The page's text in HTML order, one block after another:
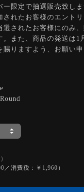
ー限定で抽選販売致し
されたお客様のエント
選されたお客様にのみ
。また、商品の発送は1
賜りますよう、お願い申
／消費税：￥1,960）